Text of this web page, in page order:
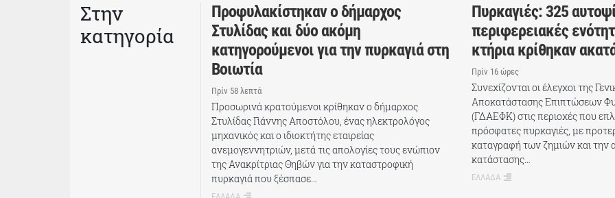
Στην
κατηγορία
Προφυλακίστηκαν ο δήμαρχος
Στυλίδας και δύο ακόμη
κατηγορούμενοι για την πυρκαγιά στη
Βοιωτία
Πρίν 58 λεπτά
Προσωρινά κρατούμενοι κρίθηκαν ο δήμαρχος
Στυλίδας Γιάννης Αποστόλου, ένας ηλεκτρολόγος
μηχανικός και ο ιδιοκτήτης εταιρείας
ανεμογεννητριών, μετά τις απολογίες τους ενώπιον
της Ανακρίτριας Θηβών για την καταστροφική
πυρκαγιά που ξέσπασε…
Πυρκαγιές: 325
περιφερειακές
κτήρια κρίθηκαν
Πρίν 16 ώρες
Συνεχίζονται οι έλεγχοι της
Αποκατάστασης Επιπτώσεων
(ΓΔΑΕΦΚ) στις περιοχές που
πρόσφατες πυρκαγιές, με
καταγραφή των ζημιών και την
κατάστασης…
ΕΛΛΑΔΑ